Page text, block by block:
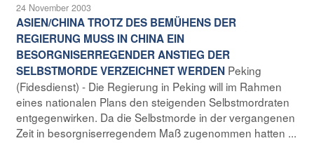
24 November 2003
ASIEN/CHINA TROTZ DES BEMÜHENS DER
REGIERUNG MUSS IN CHINA EIN
BESORGNISERREGENDER ANSTIEG DER
SELBSTMORDE VERZEICHNET WERDEN Peking
(Fidesdienst) - Die Regierung in Peking will im Rahmen
eines nationalen Plans den steigenden Selbstmordraten
entgegenwirken. Da die Selbstmorde in der vergangenen
Zeit in besorgniserregendem Maß zugenommen hatten ...